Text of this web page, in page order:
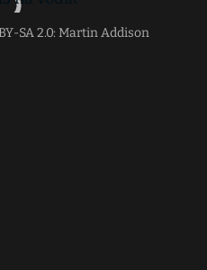
SA 2.0: Martin Addison